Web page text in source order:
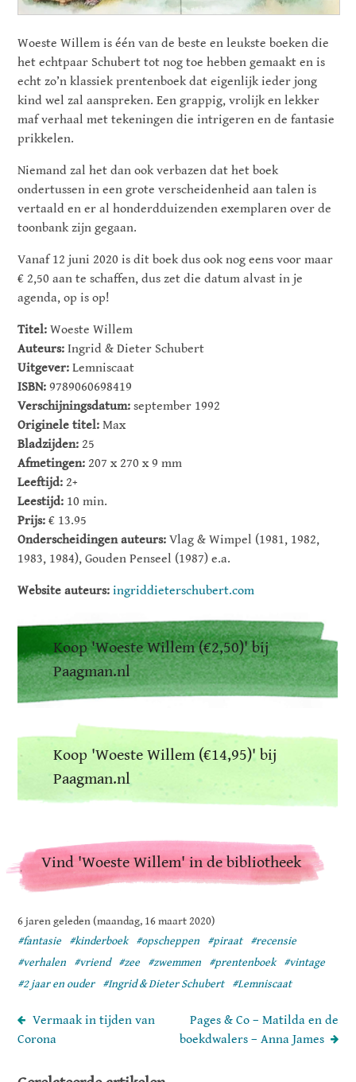
Woeste Willem is één van de beste en leukste boeken die
het echtpaar Schubert tot nog toe hebben gemaakt en is
echt zo’n klassiek prentenboek dat eigenlijk ieder jong
kind wel zal aanspreken. Een grappig, vrolijk en lekker
maf verhaal met tekeningen die intrigeren en de fantasie
prikkelen.
Niemand zal het dan ook verbazen dat het boek
ondertussen in een grote verscheidenheid aan talen is
vertaald en er al honderdduizenden exemplaren over de
toonbank zijn gegaan.
Vanaf 12 juni 2020 is dit boek dus ook nog eens voor maar
€ 2,50 aan te schaffen, dus zet die datum alvast in je
agenda, op is op!
Titel:Woeste Willem
Auteurs:Ingrid & Dieter Schubert
Uitgever:Lemniscaat
ISBN:9789060698419
Verschijningsdatum: september 1992
Originele titel:Max
Bladzijden:25
Afmetingen:207 x 270 x 9 mm
Leeftijd: 2+
Leestijd: 10 min.
Prijs: € 13.95
Onderscheidingen auteurs: Vlag & Wimpel (1981, 1982,
1983, 1984), Gouden Penseel (1987) e.a.
Website auteurs: ingriddieterschubert.com
Koop 'Woeste Willem (€2,50)' bij
Paagman.nl
Koop 'Woeste Willem (€14,95)' bij
Paagman.nl
Vind 'Woeste Willem' in de bibliotheek
6 jaren geleden (maandag, 16 maart 2020)
#fantasie
#kinderboek #opscheppen #piraat
#recensie
#verhalen
#vriend #zee #zwemmen #prentenboek
#vintage
#2 jaar en ouder
#Ingrid & Dieter Schubert #Lemniscaat
Vermaak in tijden van
Corona
Pages & Co – Matilda en de
boekdwalers – Anna James